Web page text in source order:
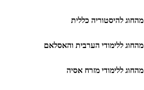
מהחוג להיסטוריה כללית
מהחוג ללימודי הערבית והאסלאם
מהחוג ללימודי מזרח אסיה